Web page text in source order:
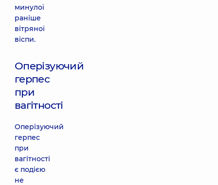
минулої
раніше
вітряної
віспи.
Оперізуючий
герпес
при
вагітності
Оперізуючий
герпес
при
вагітності
є подією
не